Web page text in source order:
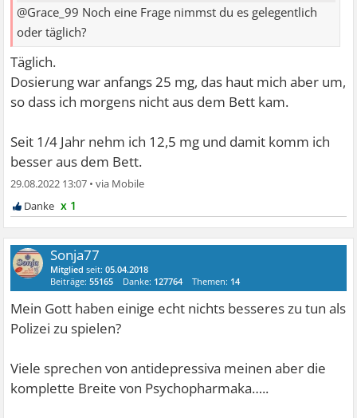
@Grace_99 Noch eine Frage nimmst du es gelegentlich
oder täglich?
Täglich.
Dosierung war anfangs 25 mg, das haut mich aber um,
so dass ich morgens nicht aus dem Bett kam.
Seit 1/4 Jahr nehm ich 12,5 mg und damit komm ich
besser aus dem Bett.
29.08.2022 13:07 •
x 1
Sonja77
Mitglied seit:05.04.2018
Beiträge:55165 Danke: 127764 Themen: 14
Mein Gott haben einige echt nichts besseres zu tun als
Polizei zu spielen?
Viele sprechen von antidepressiva meinen aber die
komplette Breite von Psychopharmaka…..